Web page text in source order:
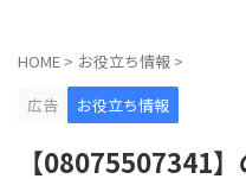
HOME > お役立ち情報 >
広告
お役立ち情報
【08075507341